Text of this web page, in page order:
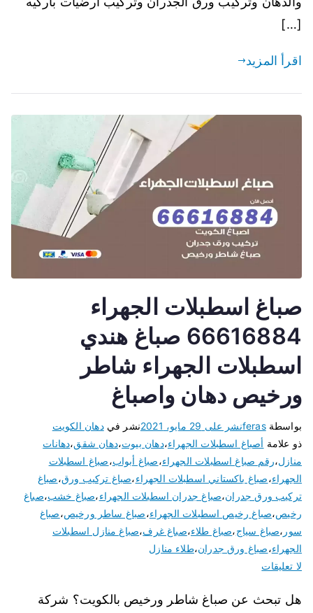
[…]
اقرأ المزيد
صباغ اسطبلات الجهراء
66616884 صباغ هندي
اسطبلات الجهراء شاطر
ورخيص دهان واصباغ
بواسطةferasنشر على 29 مايو، 2021 نشر فيدهان الكويت
ذو علامة أصباغ اسطبلات الجهراء،دهان بيوت،دهان شقق،دهانات
منازل،رقم صباغ اسطبلات الجهراء،صباغ أبواب،صباغ اسطبلات
الجهراء،صباغ باكستاني اسطبلات الجهراء،صباغ تركيب ورق،صباغ
تركيب ورق جدران،صباغ جدران اسطبلات الجهراء،صباغ خشب،صباغ
رخيص،صباغ رخيص اسطبلات الجهراء،صباغ ساطر ورخيص،صباغ
سور ،صباغ سياج،صباغ طلاء،صباغ غرف،صباغ منازل اسطبلات
الجهراء،صباغ ورق جدران،طلاء منازل
لا تعليقات
هل تبحث عن صباغ شاطر ورخيص بالكويت؟ شركة